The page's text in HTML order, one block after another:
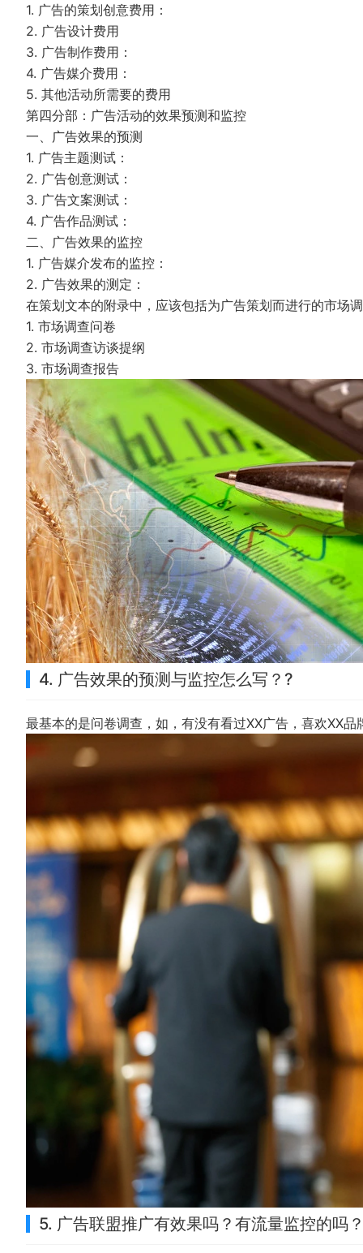
1. 广告的策划创意费用：
2. 广告设计费用
3. 广告制作费用：
4. 广告媒介费用：
5. 其他活动所需要的费用
第四分部：广告活动的效果预测和监控
一、广告效果的预测
1. 广告主题测试：
2. 广告创意测试：
3. 广告文案测试：
4. 广告作品测试：
二、广告效果的监控
1. 广告媒介发布的监控：
2. 广告效果的测定：
在策划文本的附录中，应该包括为广告策划而进行的市场
1. 市场调查问卷
2. 市场调查访谈提纲
3. 市场调查报告
4. 广告效果的预测与监控怎么写？?
最基本的是问卷调查，如，有没有看过XX广告，喜欢XX
5. 广告联盟推广有效果吗？有流量监控的吗